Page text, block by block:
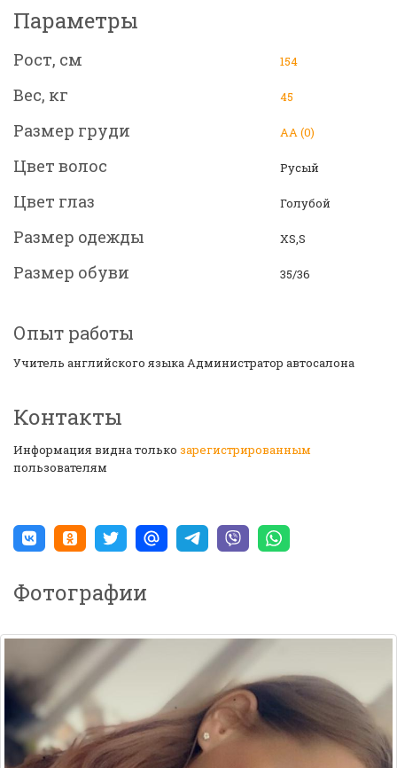
Параметры
Рост, см 154
Вес, кг 45
Размер груди АА (0)
Цвет волос Русый
Цвет глаз Голубой
Размер одежды XS,S
Размер обуви 35/36
Опыт работы
Учитель английского языка Администратор автосалона
Контакты
Информация видна только зарегистрированным
пользователям
Фотографии